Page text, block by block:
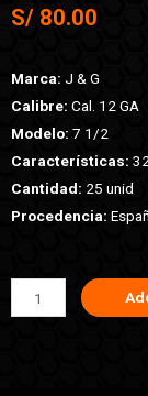
S/ 80.00
Marca: J & G
Calibre: Cal. 12 GA
Modelo: 7 1/2
Características:
Cantidad: 25 unid
Procedencia: